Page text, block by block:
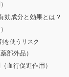
効成分と効果とは？
を使うリスク
部外品）
血行促進作用）